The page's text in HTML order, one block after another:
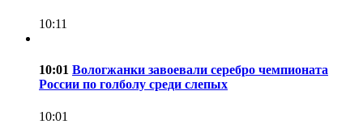
10:11
10:01 Вологжанки завоевали серебро чемпионата
России по голболу среди слепых
10:01